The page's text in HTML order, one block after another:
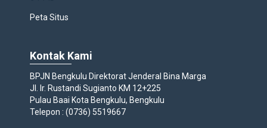
Peta Situs
Kontak Kami
BPJN Bengkulu Direktorat Jenderal Bina Marga
Jl. Ir. Rustandi Sugianto KM 12+225
Pulau Baai Kota Bengkulu, Bengkulu
Telepon : (0736) 5519667